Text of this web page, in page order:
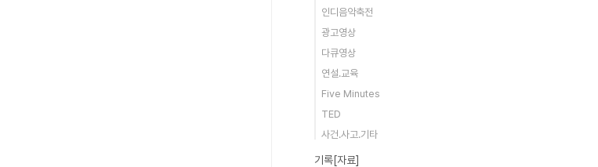
인디음악축전
광고영상
다큐영상
연설.교육
Five Minutes
TED
사건.사고.기타
기록[자료]